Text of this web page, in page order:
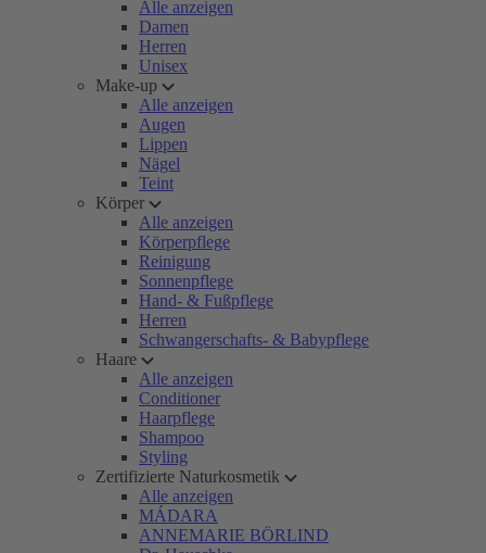
Alle anzeigen
Damen
Herren
Unisex
Make-up
Alle anzeigen
Augen
Lippen
Nägel
Teint
Körper
Alle anzeigen
Körperpflege
Reinigung
Sonnenpflege
Hand- & Fußpflege
Herren
Schwangerschafts- & Babypflege
Haare
Alle anzeigen
Conditioner
Haarpflege
Shampoo
Styling
Zertifizierte Naturkosmetik
Alle anzeigen
MÁDARA
ANNEMARIE BÖRLIND